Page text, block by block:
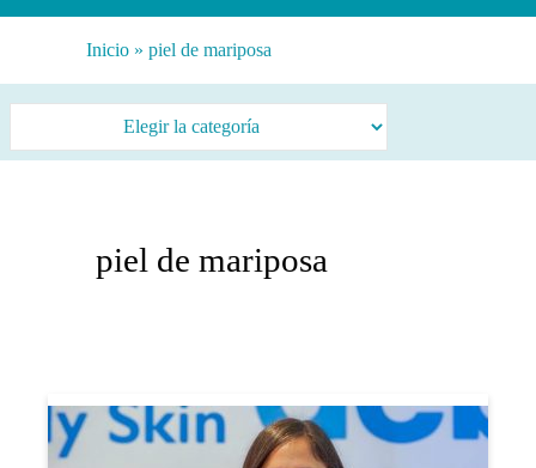
Inicio » piel de mariposa
piel de mariposa